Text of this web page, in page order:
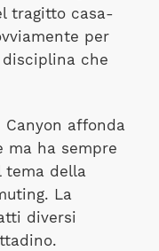
tragitto casa-
per
che
Canyon affonda
ma ha sempre
tema della
La
diversi